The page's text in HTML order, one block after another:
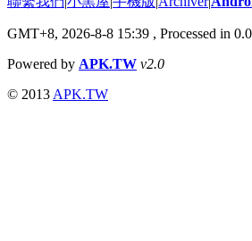
GMT+8, 2026-8-8 15:39 , Processed in
Powered by APK.TW v2.0
© 2013 APK.TW